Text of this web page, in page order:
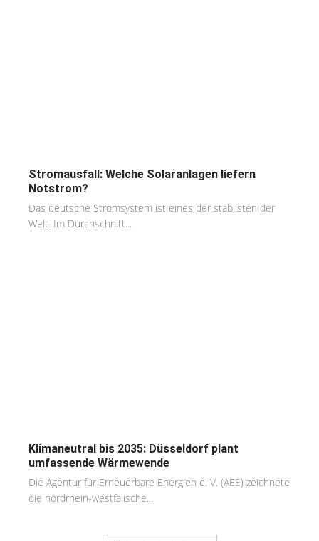
Stromausfall: Welche Solaranlagen liefern
Notstrom?
Das deutsche Stromsystem ist eines der stabilsten der
Welt. Im Durchschnitt...
Klimaneutral bis 2035: Düsseldorf plant
umfassende Wärmewende
Die Agentur für Erneuerbare Energien e. V. (AEE) zeichnete
die nordrhein-westfälische...